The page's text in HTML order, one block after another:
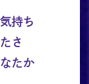
持ち
さ
たか